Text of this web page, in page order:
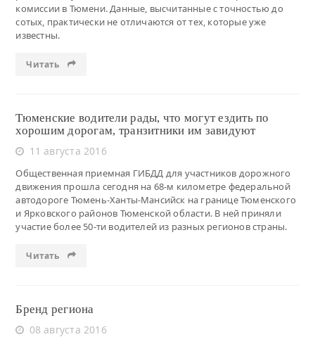
комиссии в Тюмени. Данные, высчитанные с точностью до
сотых, практически не отличаются от тех, которые уже
известны.
Читать
Тюменские водители рады, что могут ездить по
хорошим дорогам, транзитники им завидуют
11 августа 2016
Общественная приемная ГИБДД для участников дорожного
движения прошла сегодня на 68-м километре федеральной
автодороге Тюмень-Ханты-Мансийск на границе Тюменского
и Ярковского районов Тюменской области. В ней приняли
участие более 50-ти водителей из разных регионов страны.
Читать
Бренд региона
08 августа 2016